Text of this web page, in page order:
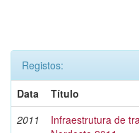
Registos:
Data
Título
2011
Infraestrutura de